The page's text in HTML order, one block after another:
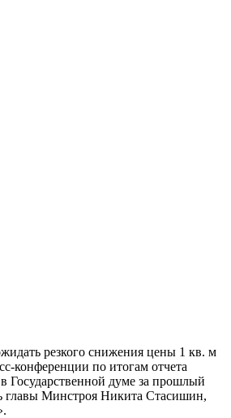
резкого снижения цены 1 кв. м
конференции по итогам отчета
Государственной думе за прошлый
главы Минстроя Никита Стасишин,